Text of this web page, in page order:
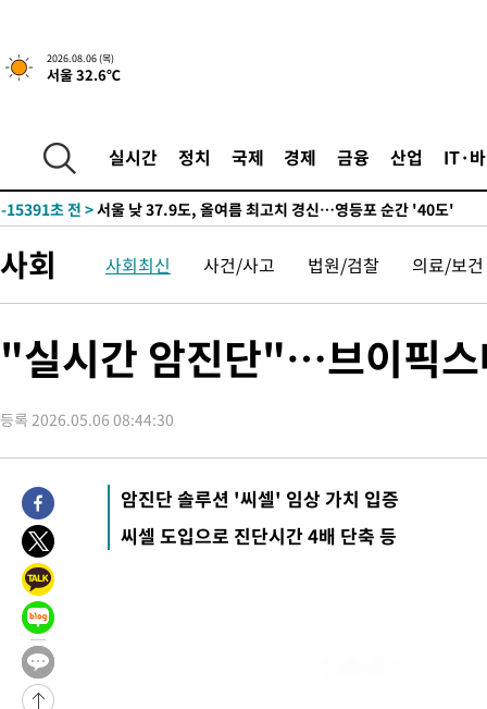
2026.08.06 (목)
서울 32.6℃
실시간 정치 국제 경제 금융 산업 IT·
-16103초 전 >'낮 최고 39도' 불볕더위…한밤 열대야도 계속[내일날씨]
-16062초 전 >[속보]7~9일 프로야구 3연전도 폭염 취소…11일 재개
-15551초 전 >
'월드컵 탈락 후폭풍' 축구협회…초유의 압수수색에 '충격·당
-15391초 전 >
-14953초 전 >[속보]종합특검, 대검 추가 압수수색…내란 중요임무종사 혐의
-10978초 전 >
[속보]코스피, 301.88포인트(4.58%) 내린 6296.38 마감
-10843초 전 >[속보]원·달러 환율, 0.7원 내린 1423.8원 마감
-5487초 전 >손흥민, 5경기 연속골 실패…LAFC는 승부차기 끝 과달라하라
37분 전 >트럼프, 한국계 진보 주지사 후보 맹공…"공산주의가 최대 위협"
38분 전 >"美간섭에 합의 지연"…트럼프, '이란 호르무즈 통제권' 수용할까
1시간 전 >
[속보]산업장관 "李정부, 원전 반대 안해…안정 전력 위해 불가피"
1시간 전 >
[속보]경찰, '홍명보 선임 논란' 대한축구협회·축구회관 등 압수수
-19143초 전 >
[속보]합참 "北 발사체는 단거리탄도미사일…감시·경계태세
화"
-18891초 전 >
-17321초 전 >
-16727초 전 >
-16123초 전 >
-16082초 전 >
사회 사회최신 사건/사고 법원/검찰 의료/보건
"실시간 암진단"…브이픽스
등록 2026.05.06 08:44:30
암진단 솔루션 '씨셀' 임상 가치 입증
씨셀 도입으로 진단시간 4배 단축 등